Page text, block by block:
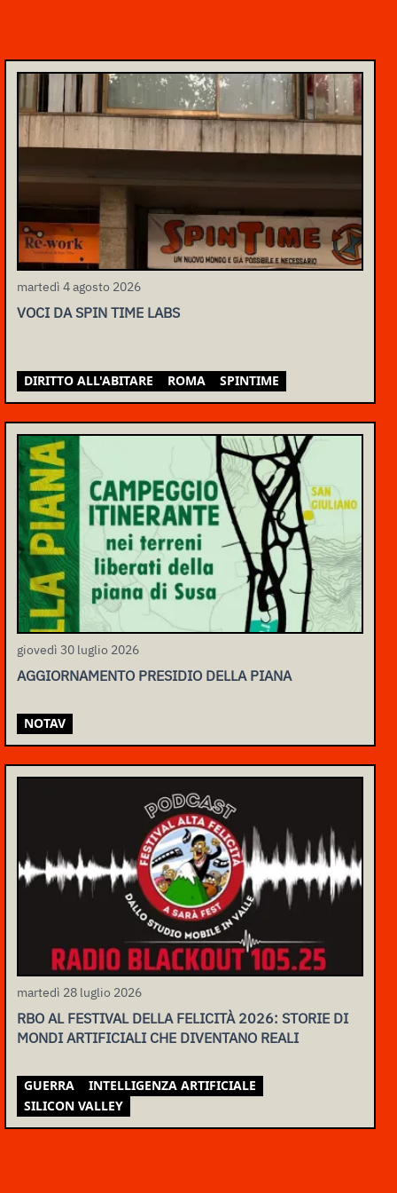
martedì 4 agosto 2026
VOCI DA SPIN TIME LABS
DIRITTO ALL'ABITARE ROMA SPINTIME
giovedì 30 luglio 2026
AGGIORNAMENTO PRESIDIO DELLA PIANA
NOTAV
martedì 28 luglio 2026
RBO AL FESTIVAL DELLA FELICITÀ 2026: STORIE DI
MONDI ARTIFICIALI CHE DIVENTANO REALI
GUERRA
INTELLIGENZA ARTIFICIALE
SILICON VALLEY